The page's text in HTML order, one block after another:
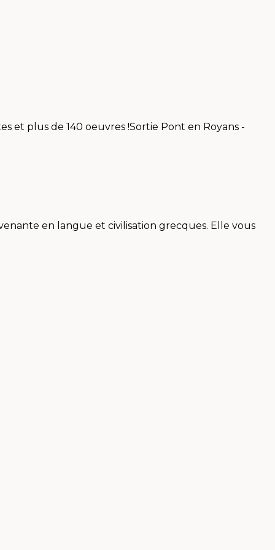
et plus de 140 oeuvres !Sortie Pont en Royans -
en langue et civilisation grecques. Elle vous